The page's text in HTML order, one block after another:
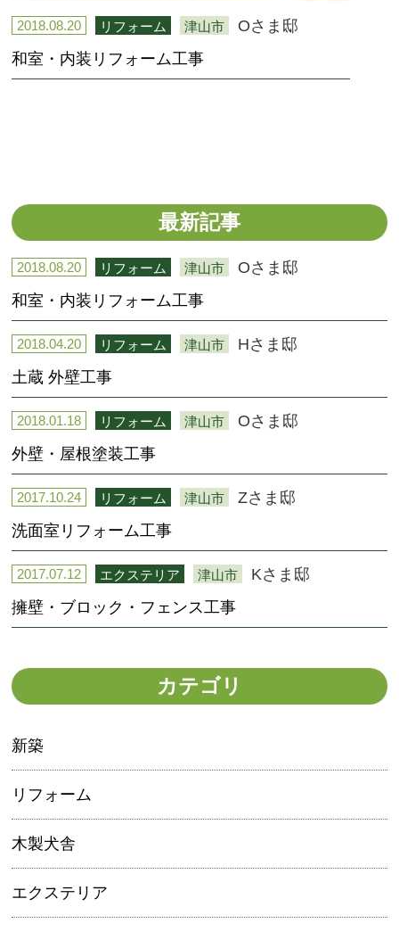
2018.08.20 リフォーム 津山市
Oさま邸
和室・内装リフォーム工事
最新記事
2018.08.20 リフォーム 津山市
Oさま邸
和室・内装リフォーム工事
2018.04.20 リフォーム 津山市
Hさま邸
土蔵 外壁工事
2018.01.18 リフォーム 津山市
Oさま邸
外壁・屋根塗装工事
2017.10.24 リフォーム 津山市
Zさま邸
洗面室リフォーム工事
2017.07.12 エクステリア 津山市
Kさま邸
擁壁・ブロック・フェンス工事
カテゴリ
新築
リフォーム
木製犬舎
エクステリア